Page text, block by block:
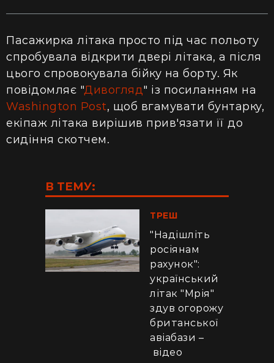
Пасажирка літака просто під час польоту
спробувала відкрити двері літака, а після
цього спровокувала бійку на борту. Як
повідомляє "Дивогляд" із посиланням на
Washington Post, щоб вгамувати бунтарку,
екіпаж літака вирішив прив'язати її до
сидіння скотчем.
В ТЕМУ:
ТРЕШ
"Надішліть
росіянам
рахунок":
український
літак "Мрія"
здув огорожу
британської
авіабази –
відео